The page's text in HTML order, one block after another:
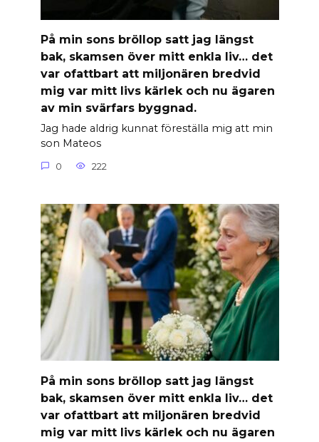
På min sons bröllop satt jag längst
bak, skamsen över mitt enkla liv… det
var ofattbart att miljonären bredvid
mig var mitt livs kärlek och nu ägaren
av min svärfars byggnad.
Jag hade aldrig kunnat föreställa mig att min
son Mateos
0 222
På min sons bröllop satt jag längst
bak, skamsen över mitt enkla liv… det
var ofattbart att miljonären bredvid
mig var mitt livs kärlek och nu ägaren